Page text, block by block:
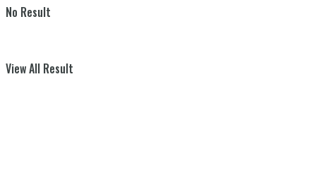
No Result
View All Result